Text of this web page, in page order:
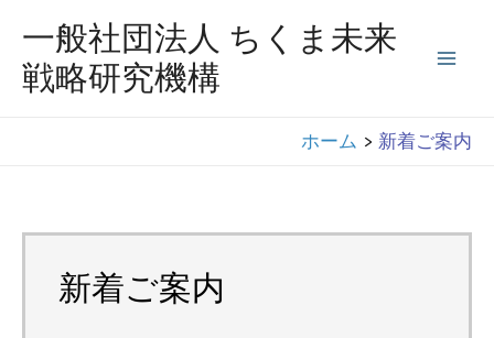
一般社団法人 ちくま未来
戦略研究機構
ホーム 新着ご案内
新着ご案内